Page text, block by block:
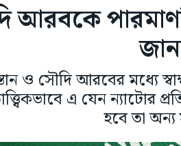
আরবকে
ও সৌদি আরবের মধ্যে
এ যেন
হবে তা